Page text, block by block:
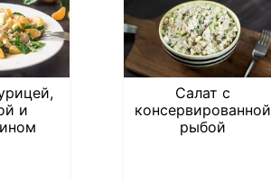
и
Салат с
консервированной
рыбой